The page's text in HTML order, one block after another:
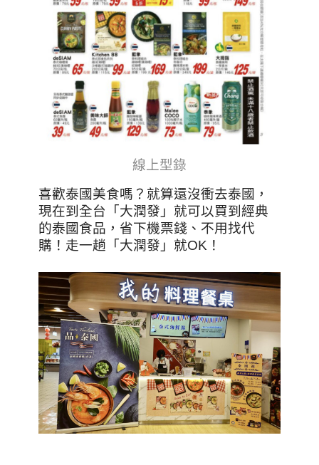
線上型錄
喜歡泰國美食嗎？就算還沒衝去泰國，
現在到全台「大潤發」就可以買到經典
的泰國食品，省下機票錢、不用找代
購！走一趟「大潤發」就OK！